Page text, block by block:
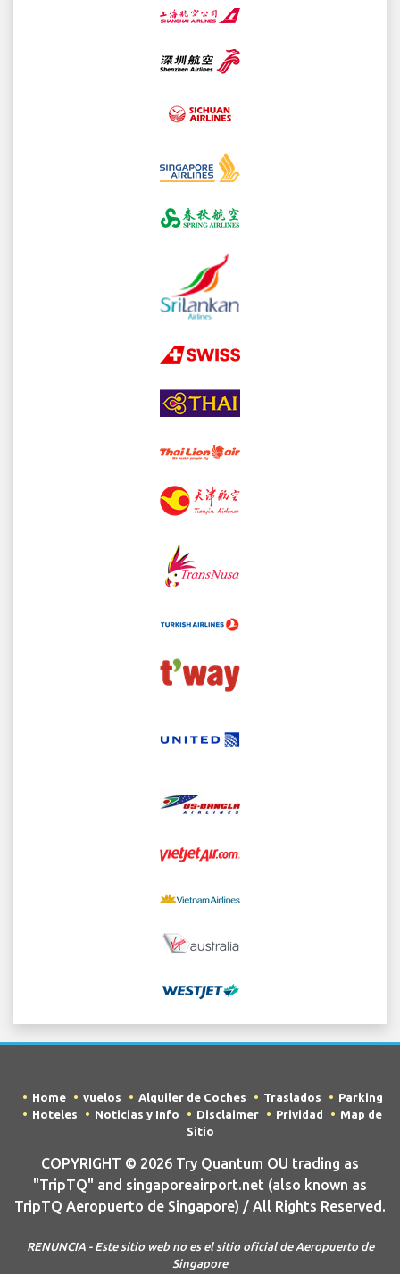
Home vuelos Alquiler de Coches Traslados
Parking
Hoteles
Noticias y Info Disclaimer Prividad
Map de
Sitio
COPYRIGHT © 2026 Try Quantum OU trading as
"TripTQ" and singaporeairport.net (also known as
TripTQ Aeropuerto de Singapore) / All Rights Reserved.
RENUNCIA - Este sitio web no es el sitio oficial de Aeropuerto de
Singapore